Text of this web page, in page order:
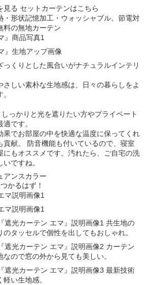
見る セットカーテンはこちら
・形状記憶加工・ウォッシャブル。節電対
料の無地カーテン
っくりとした風合いがナチュラルインテリ
さしい素朴な生地感は、日々の暮らしをよ
っかりと光を遮りたい方やプライベート
です。
果でお部屋の中を快適な温度に保ってくれ
貢献。 防音機能も付いているので、寝室
にもオススメです。汚れたら、ご自宅の洗
ですね。
アンスカラー
かるはず！
共生地の
タッセルで個性を出してもおしゃれ。
カーテン
ので窓の外から見ても美しい。
最新技術
い生地感。